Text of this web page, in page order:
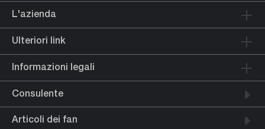
L'azienda
Ulteriori link
Informazioni legali
Consulente
Articoli dei fan